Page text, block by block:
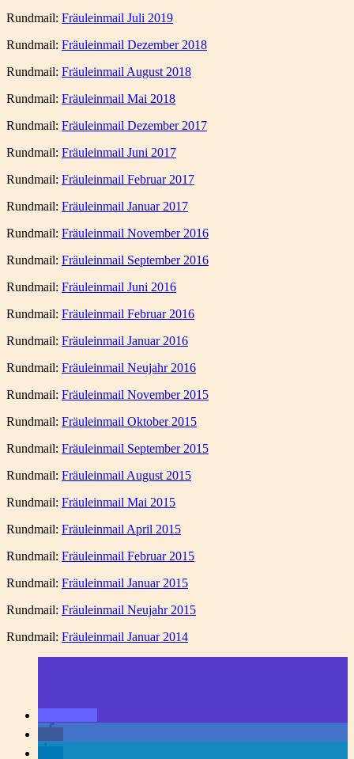
Rundmail: Fräuleinmail Juli 2019
Rundmail: Fräuleinmail Dezember 2018
Rundmail: Fräuleinmail August 2018
Rundmail: Fräuleinmail Mai 2018
Rundmail: Fräuleinmail Dezember 2017
Rundmail: Fräuleinmail Juni 2017
Rundmail: Fräuleinmail Februar 2017
Rundmail: Fräuleinmail Januar 2017
Rundmail: Fräuleinmail November 2016
Rundmail: Fräuleinmail September 2016
Rundmail: Fräuleinmail Juni 2016
Rundmail: Fräuleinmail Februar 2016
Rundmail: Fräuleinmail Januar 2016
Rundmail: Fräuleinmail Neujahr 2016
Rundmail: Fräuleinmail November 2015
Rundmail: Fräuleinmail Oktober 2015
Rundmail: Fräuleinmail September 2015
Rundmail: Fräuleinmail August 2015
Rundmail: Fräuleinmail Mai 2015
Rundmail: Fräuleinmail April 2015
Rundmail: Fräuleinmail Februar 2015
Rundmail: Fräuleinmail Januar 2015
Rundmail: Fräuleinmail Neujahr 2015
Rundmail: Fräuleinmail Januar 2014